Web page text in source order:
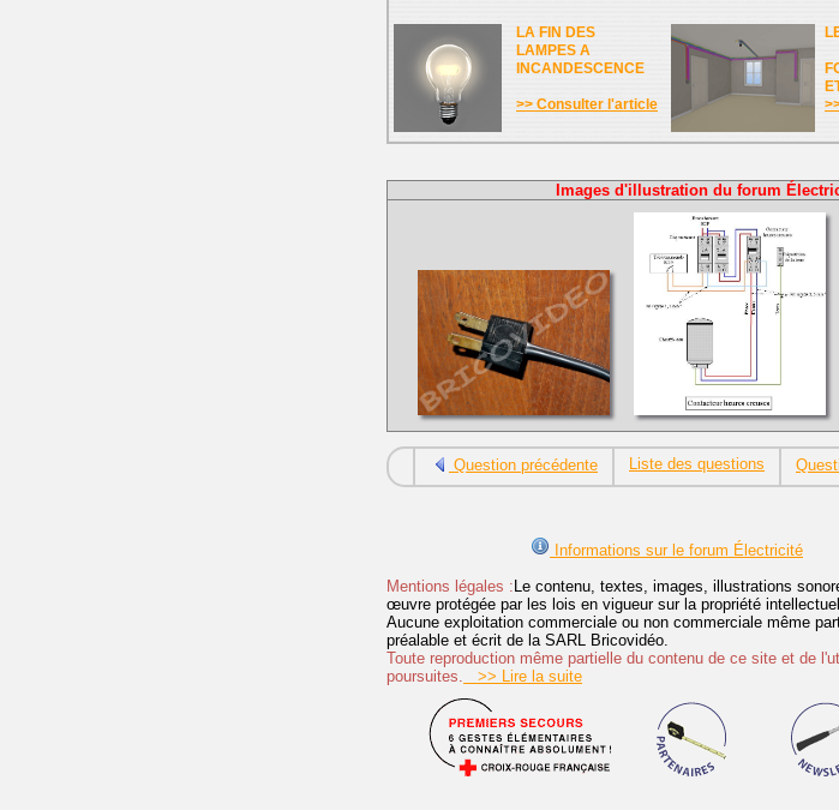
LA FIN DES
LAMPES A
INCANDESCENCE
>> Consulter l'article
Images d'illustration du forum
Question précédente Liste des questions
Informations sur le forum Électricité
Mentions légales :Le contenu, textes, images, illustrations
œuvre protégée par les lois en vigueur sur la propriété
Aucune exploitation commerciale ou non commerciale même
préalable et écrit de la SARL Bricovidéo.
Toute reproduction même partielle du contenu de ce site et de
poursuites.
>> Lire la suite